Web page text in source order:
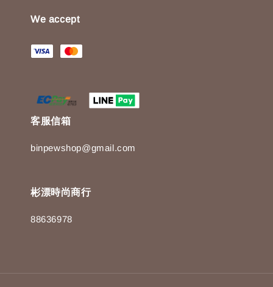
We accept
客服信箱
binpewshop@gmail.com
彬漂時尚商行
88636978